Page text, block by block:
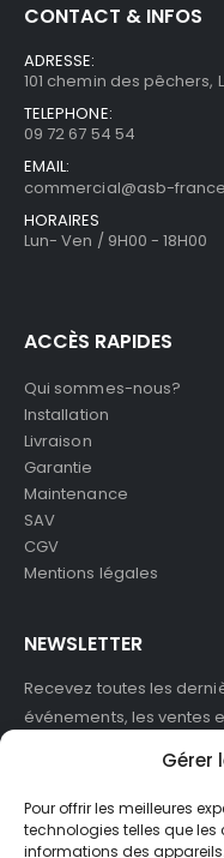
Gérer
Pour offrir les meilleures
technologies telles que
informations des
CONTACT & INFOS
ADRESSE:
101 chemin des pêchers,
TELEPHONE:
09 72 67 54 54
EMAIL:
commercial@asb-
HORAIRES
Lun- Ven / 9H00 - 18H00
ACCÈS RAPIDES
Qui sommes-nous?
Installation
Livraison
Garantie
Maintenance
SAV
CGV
Mentions légales
NEWSLETTER
Recevez toutes les
événements, les ventes